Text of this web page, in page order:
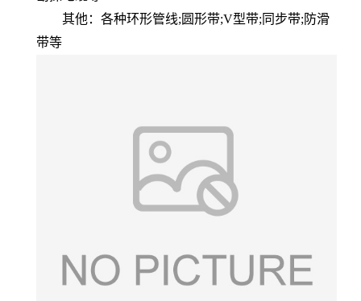
其他：各种环形管线;圆形带;V型带;同步带;防滑
带等